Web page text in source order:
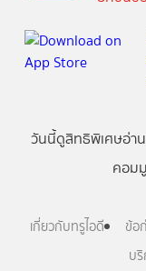
วันนี้ดูสิทธิพิเศษอ่าน
คอม
เกี่ยวกับทรูไอดี ข้อ
บ